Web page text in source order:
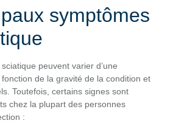
symptômes
peuvent varier d’une
fonction de la gravité de la condition et
Toutefois, certains signes sont
chez la plupart des personnes
: